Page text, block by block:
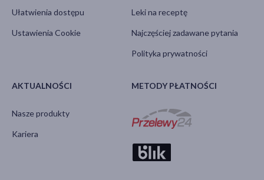
Ułatwienia dostępu
Ustawienia Cookie
Leki na receptę
Najczęściej zadawane pytania
Polityka prywatności
AKTUALNOŚCI
Nasze produkty
Kariera
METODY PŁATNOŚCI